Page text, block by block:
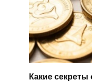
Какие